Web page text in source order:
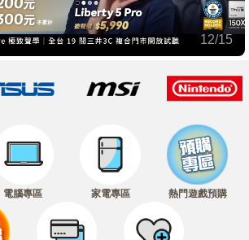
12/15
電腦專區 家電專區 熱門遊戲預購